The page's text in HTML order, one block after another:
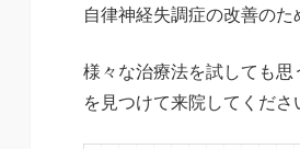
自律神経失調症の改善のた
様々な治療法を試しても
を見つけて来院してくださ